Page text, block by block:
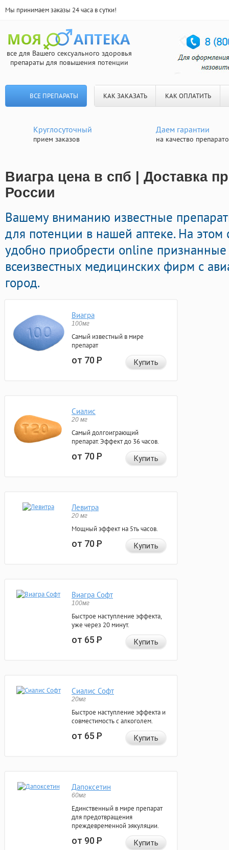
Мы принимаем заказы 24 часа в сутки!
все для Вашего сексуального здоровья
препараты для повышения потенции
ВСЕ ПРЕПАРАТЫ КАК ЗАКАЗАТЬ КАК ОПЛАТИТЬ
Круглосуточный
прием заказов
Даем гарантии
на качество
Виагра цена в спб | Доставка
России
Вашему вниманию известные
для потенции в нашей аптеке. На
удобно приобрести online
всеизвестных медицинских фирм с
город.
Виагра
100мг
Самый известный в мире
препарат
от 70Р Купить
Сиалис
20 мг
Самый долгоиграющий
препарат. Эффект до 36 часов.
от 70Р Купить
Левитра
20 мг
Мощный эффект на 5ть часов.
от 70Р Купить
Виагра Софт
100мг
Быстрое наступление эффекта,
уже через 20 минут.
от 65Р Купить
Сиалис Софт
20мг
Быстрое наступление эффекта и
совместимость с алкоголем.
от 65Р Купить
Дапоксетин
60мг
Единственный в мире препарат
для предотвращения
преждевременной эякуляции.
от 90Р Купить